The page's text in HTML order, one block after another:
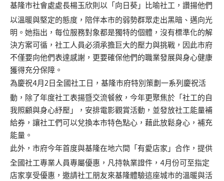
基隆市社會處處長楊玉欣則以「向日葵」比喻社工，讚揚他們
以溫暖與堅定的態度，陪伴本市的弱勢群眾走出黑暗、邁向光
明。她指出，每位服務對象都是獨特的個體，沒有標準化的解
決方案可循，社工人員必須承擔巨大的壓力與挑戰，因此市府
不僅要向他們表達感謝，更要確保他們的職業發展與身心健康
獲得充分保障。
為慶祝4月2日全國社工日，基隆市府特別策劃一系列慶祝活
動，除了年度社工表揚暨交流餐敘，今年更聚焦於「社工的自
我照顧與身心紓壓」，安排電影觀賞活動，並發放社工能量補
給券，讓社工們可以兌換本市特色點心，藉此放鬆身心，補充
能量。
此外，市府今年首度與基隆在地六間「有愛店家」合作，提供
全國社工專業人員專屬優惠，凡持執業證件，4月份可至指定
店家享受優惠，邀請社工朋友來基隆體驗這座城市的溫暖與活